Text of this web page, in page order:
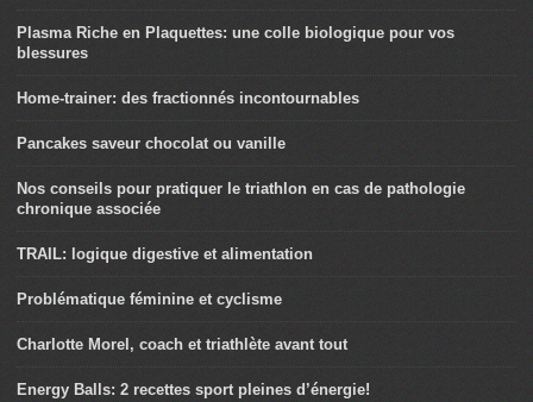
Plasma Riche en Plaquettes: une colle biologique pour vos
blessures
Home-trainer: des fractionnés incontournables
Pancakes saveur chocolat ou vanille
Nos conseils pour pratiquer le triathlon en cas de pathologie
chronique associée
TRAIL: logique digestive et alimentation
Problématique féminine et cyclisme
Charlotte Morel, coach et triathlète avant tout
Energy Balls: 2 recettes sport pleines d’énergie!